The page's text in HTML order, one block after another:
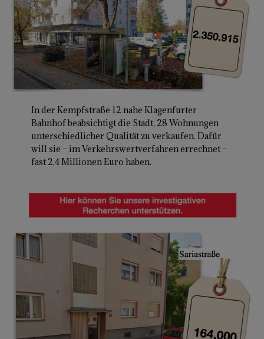
In der Kempfstraße 12 nahe Klagenfurter
Bahnhof beabsichtigt die Stadt, 28 Wohnungen
unterschiedlicher Qualität zu verkaufen. Dafür
will sie – im Verkehrswertverfahren errechnet –
fast 2,4 Millionen Euro haben.